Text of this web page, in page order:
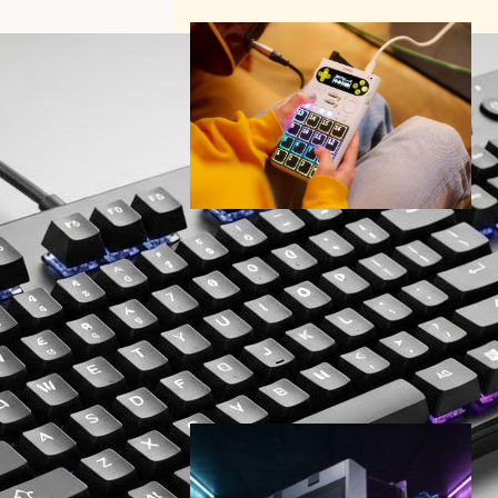
カシオ『SXC-1』発表 — 40
年ぶり復活のサンプラーが問
う、AI時代の「手触り」の価
値
AI（人工知能）ニュース｜
ガジェットニュース｜
テクノロジーとエンタメニュース
2026年4月23日10:00